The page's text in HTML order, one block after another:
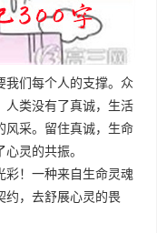
们每个人的支撑。众
人类没有了真诚，生活
风采。留住真诚，生命
灵的共振。
！一种来自生命灵魂
约，去舒展心灵的畏